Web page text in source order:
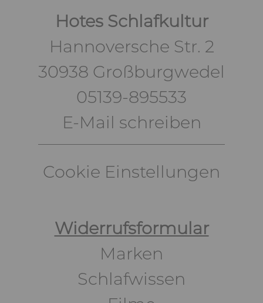
Hotes Schlafkultur
Hannoversche Str. 2
30938 Großburgwedel
05139-895533
E-Mail schreiben
Cookie Einstellungen
Widerrufsformular
Marken
Schlafwissen